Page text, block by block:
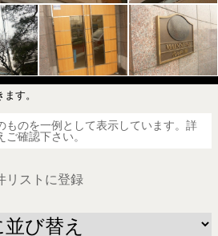
す。
ものを一例として表示しています。詳
確認下さい。
リストに登録